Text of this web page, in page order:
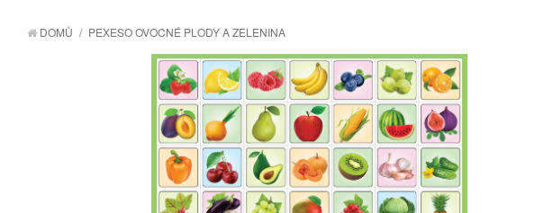
DOMŮ / PEXESO OVOCNÉ PLODY A ZELENINA